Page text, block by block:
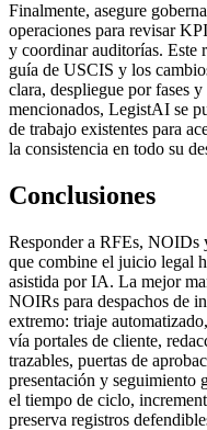
Finalmente, asegure
operaciones para revisar
y coordinar auditorías. Este
guía de USCIS y los
clara, despliegue por fases
mencionados, LegistAI se
de trabajo existentes para
la consistencia en todo su
Conclusiones
Responder a RFEs,
que combine el juicio legal
asistida por IA. La mejor
NOIRs para despachos de
extremo: triaje
vía portales de cliente,
trazables, puertas de
presentación y seguimiento
el tiempo de ciclo,
preserva registros